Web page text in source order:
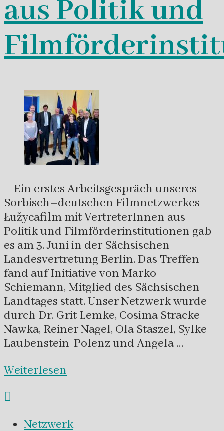
aus Politik und
Ein erstes Arbeitsgespräch unseres
Sorbisch–deutschen Filmnetzwerkes
Łužycafilm mit VertreterInnen aus
Politik und Filmförderinstitutionen gab
es am 3. Juni in der Sächsischen
Landesvertretung Berlin. Das Treffen
fand auf Initiative von Marko
Schiemann, Mitglied des Sächsischen
Landtages statt. Unser Netzwerk wurde
durch Dr. Grit Lemke, Cosima Stracke-
Nawka, Reiner Nagel, Ola Staszel, Sylke
Laubenstein-Polenz und Angela …
Weiterlesen
Netzwerk